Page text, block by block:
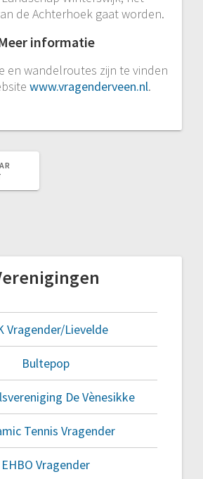
de Achterhoek gaat worden.
informatie
en wandelroutes zijn te vinden
www.vragenderveen.nl.
Vragender/Lievelde
Bultepop
De Vènesikke
Tennis Vragender
EHBO Vragender